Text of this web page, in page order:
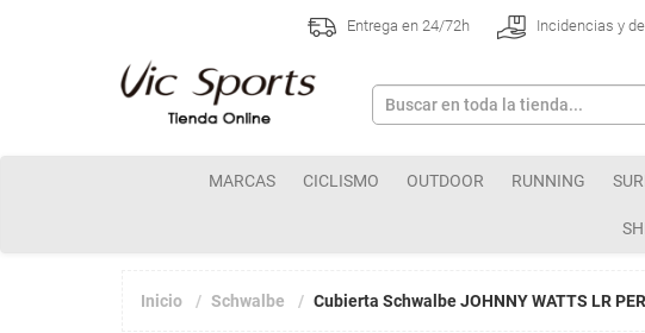
Entrega en 24/72h Incidencias y
MARCAS CICLISMO OUTDOOR RUNNING
Inicio Schwalbe Cubierta Schwalbe JOHNNY WATTS LR